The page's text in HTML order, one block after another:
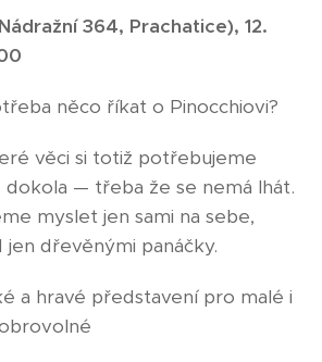
364, Prachatice), 12.
něco říkat o Pinocchiovi?
věci si totiž potřebujeme
— třeba že se nemá lhát.
myslet jen sami na sebe,
dřevěnými panáčky.
a hravé představení pro malé i